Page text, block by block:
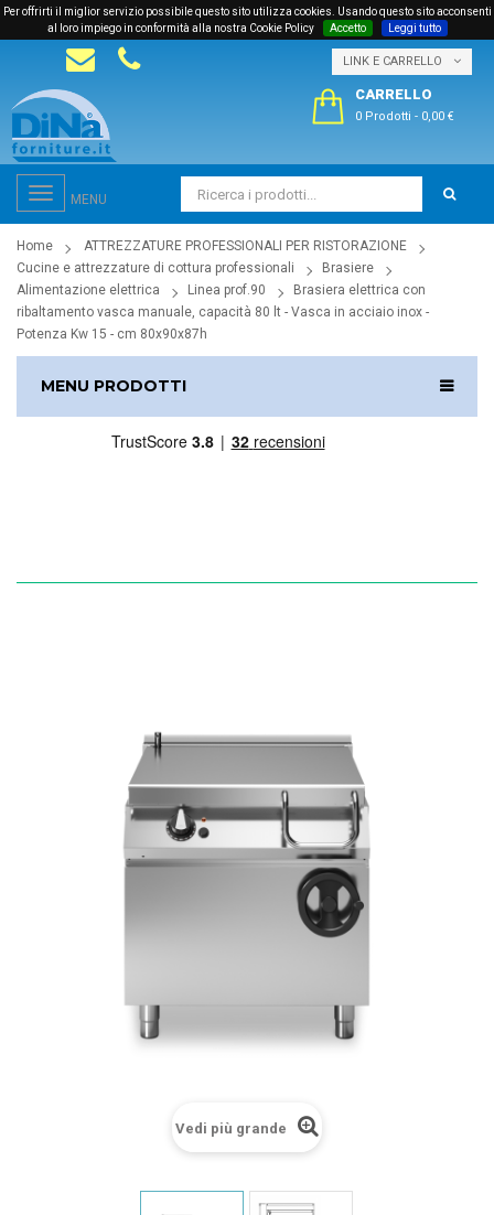
Per offrirti il miglior servizio possibile questo sito utilizza cookies. Usando questo sito acconsenti
al loro impiego in conformità alla nostra Cookie Policy
Accetto Leggi tutto
LINK E CARRELLO
CARRELLO
0 Prodotti - 0,00 €
Toggle
navigation
MENU
Home
ATTREZZATURE PROFESSIONALI PER RISTORAZIONE
Cucine e attrezzature di cottura professionali
Brasiere
Alimentazione elettrica
Linea prof.90
Brasiera elettrica con
ribaltamento vasca manuale, capacità 80 lt - Vasca in acciaio inox -
Potenza Kw 15 - cm 80x90x87h
MENU PRODOTTI
Vedi più grande